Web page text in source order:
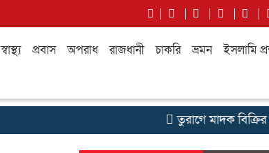
স্বাস্থ্য প্রবাস অপরাধ রাজধানী চাকরি ভ্রমন
ইসলামি
তুরাগে মাদক বিক্রির